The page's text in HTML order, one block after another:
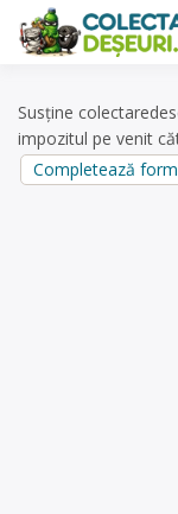
content
Susține
impozitul pe venit
Completează